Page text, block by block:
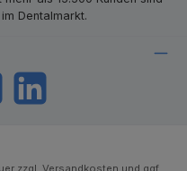
Dentalmarkt.
dentalcontact
zzgl. Versandkosten und ggf.